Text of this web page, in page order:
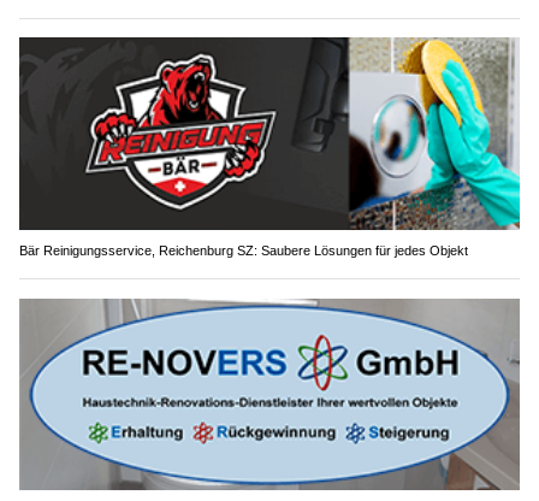
Bär Reinigungsservice, Reichenburg SZ: Saubere Lösungen für jedes Objekt